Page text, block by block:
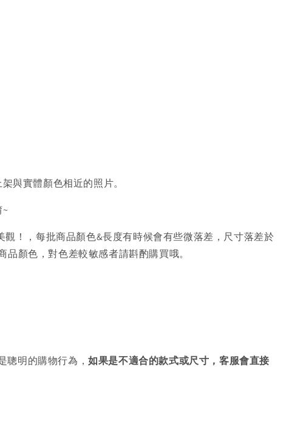
與實體顏色相近的照片。
！，每批商品顏色&長度有時候會有些微落差，尺寸落差於
顏色，對色差較敏感者請斟酌購買哦。
聰明的購物行為，如果是不適合的款式或尺寸，客服會直接